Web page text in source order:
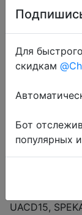
Купон
промокод на
UACD15,
Для
скидкам
Бот
популярных